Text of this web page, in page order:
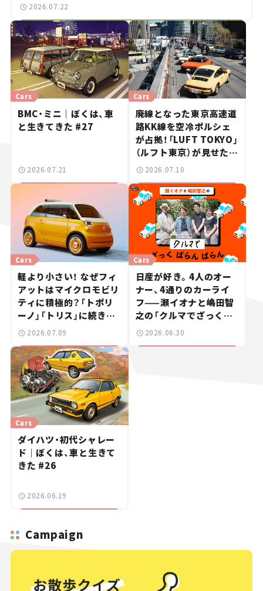
2026.07.22
Cars
BMC・ミニ｜ぼくは、車
と生きてきた #27
2026.07.21
Cars
廃線となった東京高速道
路KK線を空冷ポルシェ
が占拠！「LUFT TOKYO」
（ルフト東京）が見せた奇
跡の一日——ハッサンの
週末カーミーティング通
信 #2
2026.07.10
Cars
軽より小さい！ なぜフィ
アットはマイクロモビリ
ティに積極的？「トポリ
ーノ」「トリス」に続きコ
ンセプトカー「ムルティ
2026.07.09
Cars
日産が好き。4人のオー
ナー、4通りのカーライ
フ——瀬イオナと嶋田智
之の「クルマでざっくば
らんばらん！」＃19
2026.06.30
Cars
ダイハツ・初代シャレー
ド｜ぼくは、車と生きて
きた #26
2026.06.19
Campaign